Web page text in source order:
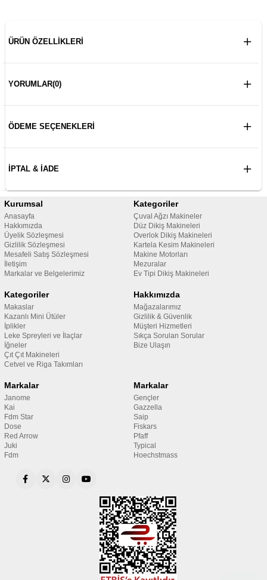
ÜRÜN ÖZELLIKLERI
YORUMLAR(0)
ÖDEME SEÇENEKLERI
İPTAL & İADE
Kurumsal
Anasayfa
Hakkımızda
Üyelik Sözleşmesi
Gizlilik Sözleşmesi
Mesafeli Satış Sözleşmesi
İletişim
Markalar ve Belgelerimiz
Kategoriler
Çuval Ağzı Makineler
Düz Dikiş Makineleri
Overlok Dikiş Makineleri
Kartela Kesim Makineleri
Makine Motorları
Mezuralar
Ev Tipi Dikiş Makineleri
Kategoriler
Makaslar
Kazanlı Mini Ütüler
İplikler
Leke Spreyleri ve İlaçlar
İğneler
Çıt Çıt Makineleri
Cetvel ve Riga Takımları
Hakkımızda
Mağazalarımız
Gizlilik & Güvenlik
Müşteri Hizmetleri
Sıkça Sorulan Sorular
Bize Ulaşın
Markalar
Janome
Kai
Fdm Star
Dose
Red Arrow
Juki
Fdm
Markalar
Gençler
Gazzella
Saip
Fiskars
Pfaff
Typical
Hoechstmass